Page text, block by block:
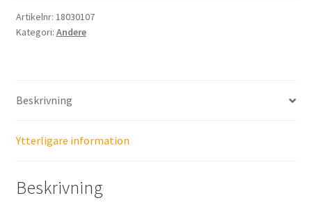
Artikelnr: 18030107
Kategori: Andere
Beskrivning
Ytterligare information
Beskrivning